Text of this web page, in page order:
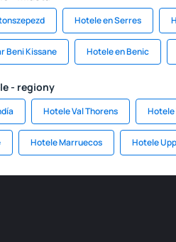
Hotele en Serres
Beni Kissane Hotele en Benic
- regiony
Hotele Val Thorens Hotele
Hotele Marruecos Hotele